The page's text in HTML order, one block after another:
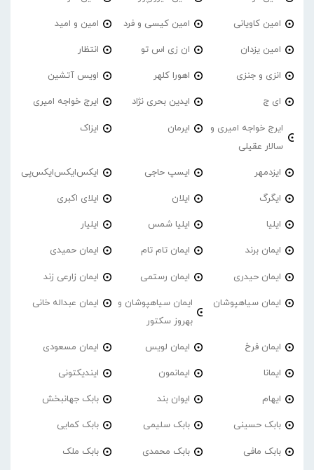
امین کاویانی امین کیسی و فرد امین و امید
امین یزدان ان زی اس تو انتظار
انزی و جنزی اهورا کلهر اویس آتشین
ای ج ایدین بحری نژاد ایرج خواجه امیری
ایرج خواجه امیری و
سالار عقیلی
ایرمان ایزاک
ایزدمهر ایسپ حاجی ایکس‌ایکس‌ایکس‌پی
ایگرگ ایلان ایلای اکبری
ایلیا ایلیا شمس ایلیار
ایمان برند ایمان تام تام ایمان حمیدی
ایمان حیدری ایمان رستمی ایمان زارعی زند
ایمان سیاهپوشان
ایمان سیاهپوشان و
بهروز سکتور
ایمان عبداله خانی
ایمان فرخ ایمان لویس ایمان مسعودی
ایمانا ایمانمون ایندیکتونی
ایهام ایوان بند بابک جهانبخش
بابک حسینی بابک سلیمی بابک کمایی
بابک مافی بابک محمدی بابک ملک